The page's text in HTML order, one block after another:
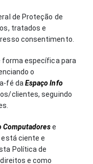
de Proteção de
tratados e
consentimento.
forma específica para
o
fé da Espaço Info
clientes, seguindo
Computadorese
ciente e
Política de
e como